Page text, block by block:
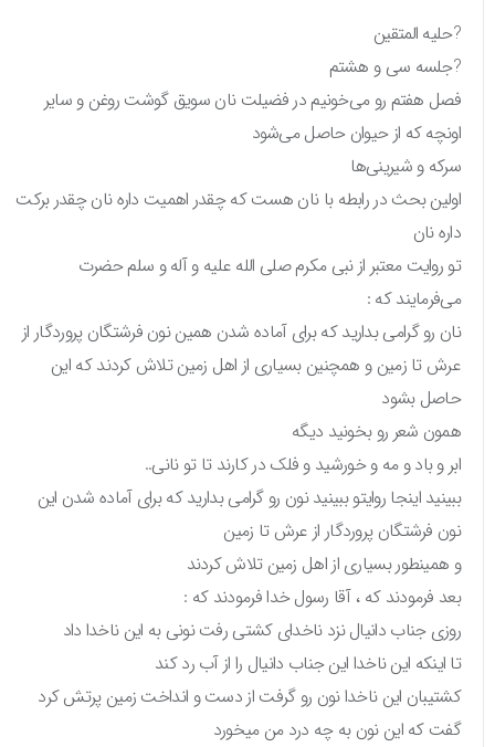
?حلیه المتقین
?جلسه سی و هشتم
فصل هفتم رو می‌خونیم در فضیلت نان سویق گوشت روغن و سایر
اونچه که از حیوان حاصل می‌شود
سرکه و شیرینی‌ها
اولین بحث در رابطه با نان هست که چقدر اهمیت داره نان چقدر برکت
داره نان
تو روایت معتبر از نبی مکرم صلی الله علیه و آله و سلم حضرت
می‌فرمایند که :
نان رو گرامی بدارید که برای آماده شدن همین نون فرشتگان پروردگار از
عرش تا زمین و همچنین بسیاری از اهل زمین تلاش کردند که این
حاصل بشود
همون شعر رو بخونید دیگه
ابر و باد و مه و خورشید و فلک در کارند تا تو نانی..‌
ببینید اینجا روایتو ببینید نون رو گرامی بدارید که برای آماده شدن این
نون فرشتگان پروردگار از عرش تا زمین
و همینطور بسیاری از اهل زمین تلاش کردند
بعد فرمودند که ، آقا رسول خدا فرمودند که :
روزی جناب دانیال نزد ناخدای کشتی رفت نونی به این ناخدا داد
تا اینکه این ناخدا این جناب دانیال را از آب رد کند
کشتیبان این ناخدا نون رو گرفت از دست و انداخت زمین پرتش کرد
گفت که این نون به چه درد من میخورد